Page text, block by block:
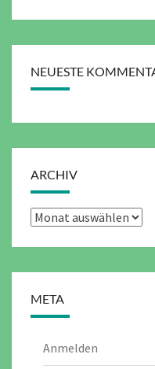
NEUESTE
ARCHIV
Archiv
META
Anmelden